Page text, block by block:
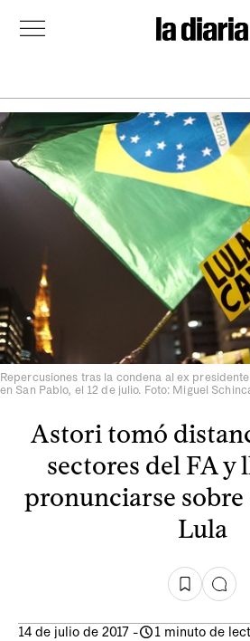
Repercusiones tras la condena al ex
en San Pablo, el 12 de julio. Foto: Miguel
Astori tomó
sectores del FA y
pronunciarse sobre
Lula
14 de julio de 2017 - 1 minuto de